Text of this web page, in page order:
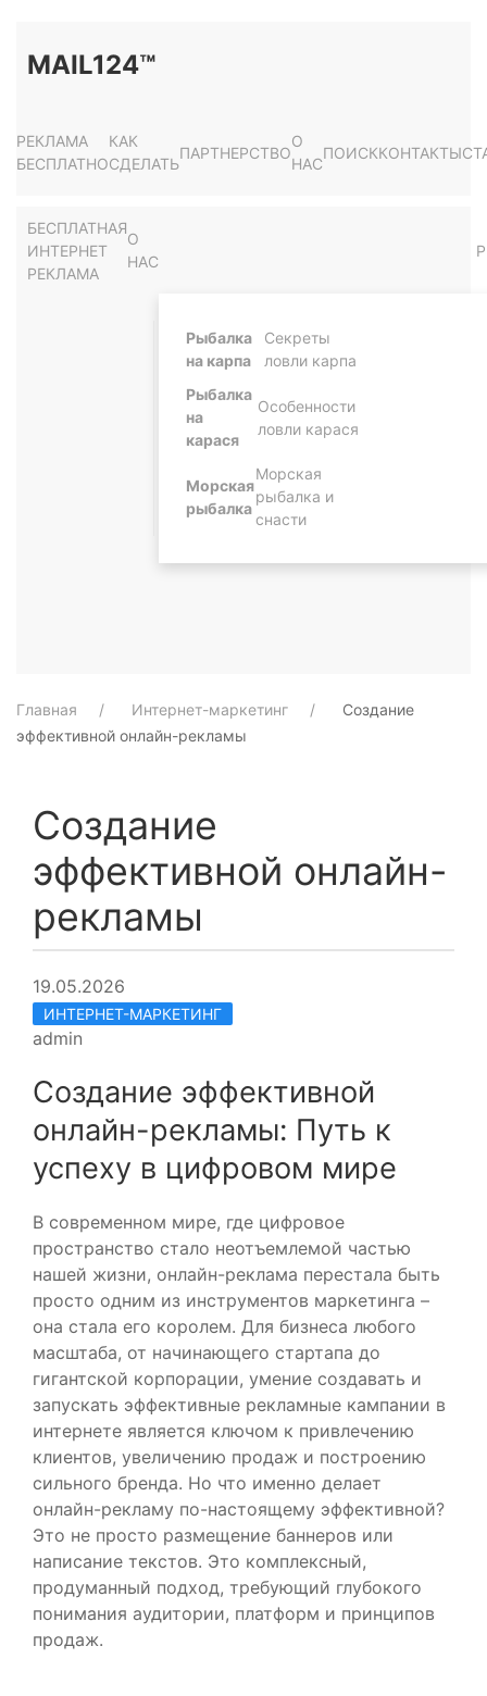
MAIL124™
РЕКЛАМА
БЕСПЛАТНО
КАК
СДЕЛАТЬ
ПАРТНЕРСТВО
О
НАС
ПОИСККОНТАКТЫ
БЕСПЛАТНАЯ
ИНТЕРНЕТ
РЕКЛАМА
О
НАС
Рыбалка
на карпа
Секреты
ловли карпа
Рыбалка
на
карася
Особенности
ловли карася
Морская
рыбалка
Морская
рыбалка и
снасти
Главная Интернет-маркетинг
Создание
эффективной онлайн-рекламы
Создание
эффективной онлайн-
рекламы
19.05.2026
ИНТЕРНЕТ-МАРКЕТИНГ
admin
Создание эффективной
онлайн-рекламы: Путь к
успеху в цифровом мире
В современном мире, где цифровое
пространство стало неотъемлемой частью
нашей жизни, онлайн-реклама перестала быть
просто одним из инструментов маркетинга –
она стала его королем. Для бизнеса любого
масштаба, от начинающего стартапа до
гигантской корпорации, умение создавать и
запускать эффективные рекламные кампании в
интернете является ключом к привлечению
клиентов, увеличению продаж и построению
сильного бренда. Но что именно делает
онлайн-рекламу по-настоящему эффективной?
Это не просто размещение баннеров или
написание текстов. Это комплексный,
продуманный подход, требующий глубокого
понимания аудитории, платформ и принципов
продаж.